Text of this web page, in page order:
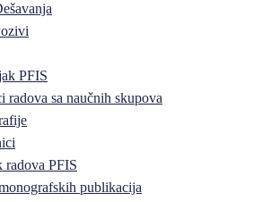
PFIS
radova sa naučnih skupova
radova PFIS
publikacija